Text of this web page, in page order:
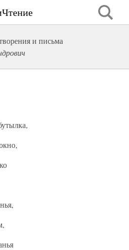
и письма